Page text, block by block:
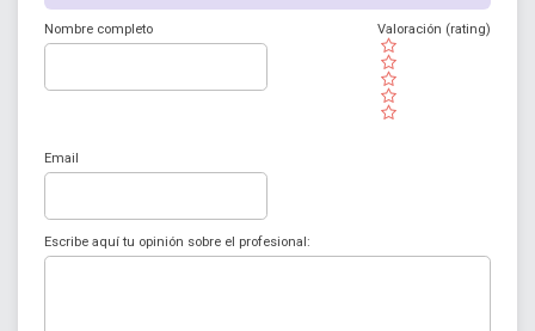
Nombre completo
( )
( )
( )
( )
( )
Valoración (rating)
Email
Escribe aquí tu opinión sobre el profesional: